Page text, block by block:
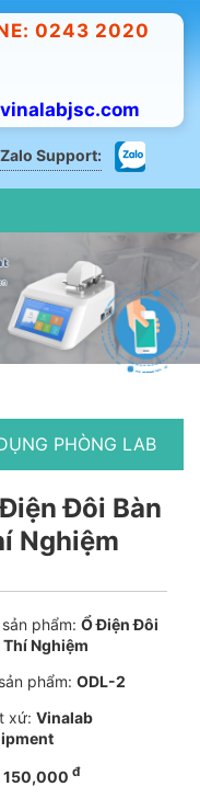
0243 2020
Zalo Support:
PHÒNG LAB
Đôi Bàn
Nghiệm
phẩm: Ổ Điện Đôi
Thí Nghiệm
phẩm: ODL-2
xứ: Vinalab
150,000 đ